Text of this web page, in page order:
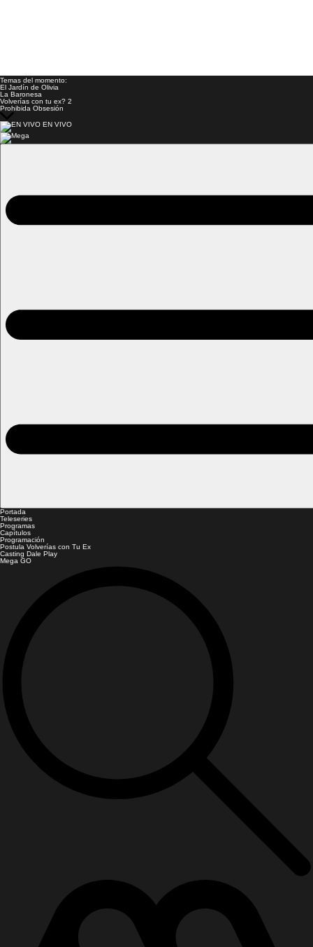
Temas del momento:
El Jardín de Olivia
La Baronesa
Volverías con tu ex? 2
Prohibida Obsesión
EN VIVO
Portada
Teleseries
Programas
Capítulos
Programación
Postula Volverías con Tu Ex
Casting Dale Play
Mega GO